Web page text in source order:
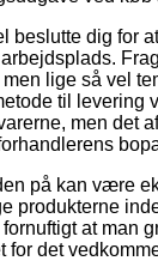
beslutte dig for
lige så vel
til levering
men det
på kan være
produkterne
at man
for det